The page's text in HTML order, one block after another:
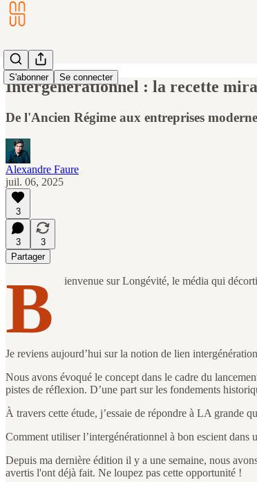
S'abonner Se connecter
Intergénérationnel : la recette
De l'Ancien Régime aux entreprises
Alexandre Faure
juil. 06, 2025
3
3
3
Partager
B ienvenue sur Longévité, le média qui
Je reviens aujourd’hui sur la notion de lien
Nous avons évoqué le concept dans le cadre du
pistes de réflexion. D’une part sur les fondements
À travers cette étude, j’essaie de répondre à LA grande
Comment utiliser l’intergénérationnel à bon escient dans
Depuis ma dernière édition il y a une semaine, nous
avertis l'ont déjà fait. Ne loupez pas cette opportunité !